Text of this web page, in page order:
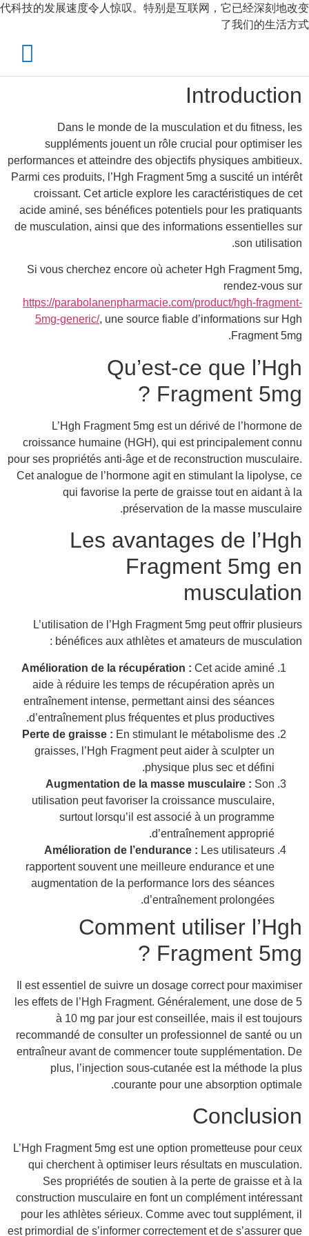
代科技的发展速度令人惊叹。特别是互联网，它已经深刻地改变
了我们的生活方式
Introduction
Dans le monde de la musculation et du fitness, les
suppléments jouent un rôle crucial pour optimiser les
performances et atteindre des objectifs physiques ambitieux.
Parmi ces produits, l’Hgh Fragment 5mg a suscité un intérêt
croissant. Cet article explore les caractéristiques de cet
acide aminé, ses bénéfices potentiels pour les pratiquants
de musculation, ainsi que des informations essentielles sur
son utilisation.
Si vous cherchez encore où acheter Hgh Fragment 5mg,
rendez-vous sur
https://parabolanenpharmacie.com/product/hgh-fragment-
5mg-generic/, une source fiable d’informations sur Hgh
Fragment 5mg.
Qu’est-ce que l’Hgh
Fragment 5mg ?
L’Hgh Fragment 5mg est un dérivé de l’hormone de
croissance humaine (HGH), qui est principalement connu
pour ses propriétés anti-âge et de reconstruction musculaire.
Cet analogue de l’hormone agit en stimulant la lipolyse, ce
qui favorise la perte de graisse tout en aidant à la
préservation de la masse musculaire.
Les avantages de l’Hgh
Fragment 5mg en
musculation
L’utilisation de l’Hgh Fragment 5mg peut offrir plusieurs
bénéfices aux athlètes et amateurs de musculation :
Amélioration de la récupération : Cet acide aminé
aide à réduire les temps de récupération après un
entraînement intense, permettant ainsi des séances
d’entraînement plus fréquentes et plus productives.
Perte de graisse : En stimulant le métabolisme des
graisses, l’Hgh Fragment peut aider à sculpter un
physique plus sec et défini.
Augmentation de la masse musculaire : Son
utilisation peut favoriser la croissance musculaire,
surtout lorsqu’il est associé à un programme
d’entraînement approprié.
Amélioration de l’endurance : Les utilisateurs
rapportent souvent une meilleure endurance et une
augmentation de la performance lors des séances
d’entraînement prolongées.
Comment utiliser l’Hgh
Fragment 5mg ?
Il est essentiel de suivre un dosage correct pour maximiser
les effets de l’Hgh Fragment. Généralement, une dose de 5
à 10 mg par jour est conseillée, mais il est toujours
recommandé de consulter un professionnel de santé ou un
entraîneur avant de commencer toute supplémentation. De
plus, l’injection sous-cutanée est la méthode la plus
courante pour une absorption optimale.
Conclusion
L’Hgh Fragment 5mg est une option prometteuse pour ceux
qui cherchent à optimiser leurs résultats en musculation.
Ses propriétés de soutien à la perte de graisse et à la
construction musculaire en font un complément intéressant
pour les athlètes sérieux. Comme avec tout supplément, il
est primordial de s’informer correctement et de s’assurer que